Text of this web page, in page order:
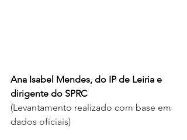
Ana Isabel Mendes, do IP de Leiria e
dirigente do SPRC
(Levantamento realizado com base em
dados oficiais)